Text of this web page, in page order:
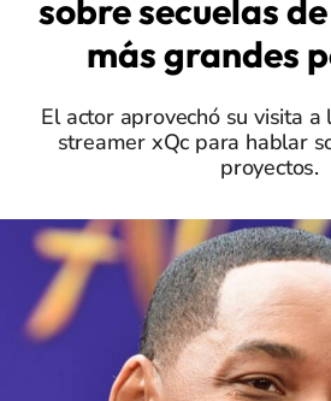
sobre secuelas
más grandes
El actor aprovechó su visita
streamer xQc para hablar
proyectos.